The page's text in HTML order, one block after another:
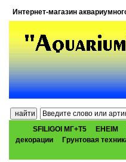
Интернет-магазин
SFILIGOI МГ+Т5 EHEIM
декорации
Грунтовая